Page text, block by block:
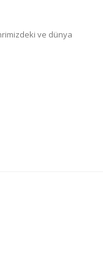
ve dünya